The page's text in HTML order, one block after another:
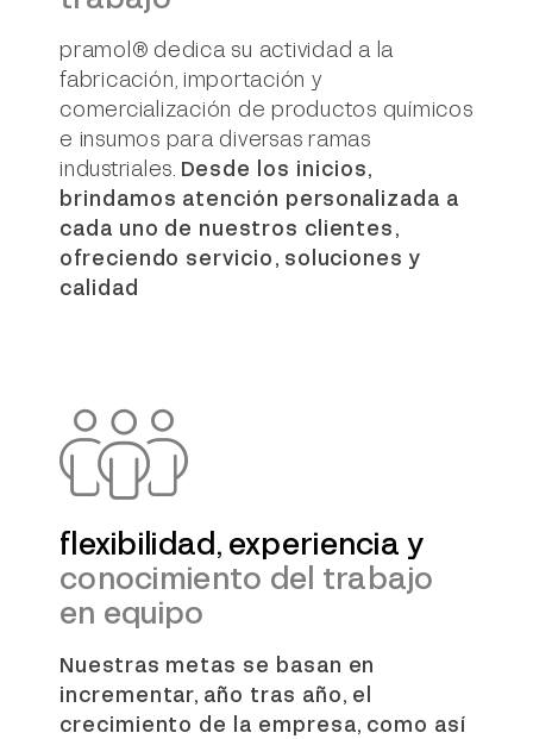
pramol® dedica su actividad a la
fabricación, importación y
comercialización de productos químicos
e insumos para diversas ramas
industriales. Desde los inicios,
brindamos atención personalizada a
cada uno de nuestros clientes,
ofreciendo servicio, soluciones y
calidad
flexibilidad, experiencia y
conocimiento del trabajo
en equipo
Nuestras metas se basan en
incrementar, año tras año, el
crecimiento de la empresa, como así